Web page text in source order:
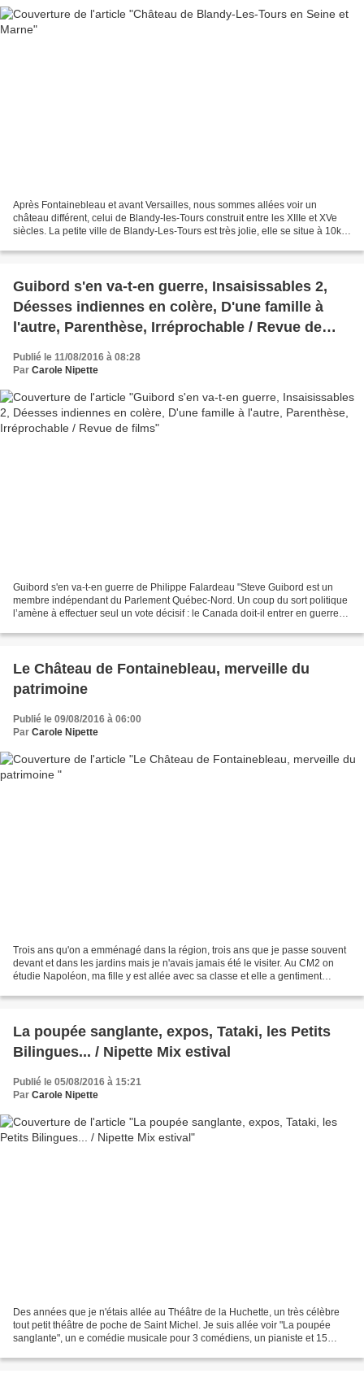
Après Fontainebleau et avant Versailles, nous sommes allées voir un
château différent, celui de Blandy-les-Tours construit entre les XIIIe et XVe
siècles. La petite ville de Blandy-Les-Tours est très jolie, elle se situe à 10km
Guibord s'en va-t-en guerre, Insaisissables 2,
Déesses indiennes en colère, D'une famille à
l'autre, Parenthèse, Irréprochable / Revue de
Publié le 11/08/2016 à 08:28
Par Carole Nipette
Guibord s'en va-t-en guerre de Philippe Falardeau "Steve Guibord est un
membre indépendant du Parlement Québec-Nord. Un coup du sort politique
l’amène à effectuer seul un vote décisif : le Canada doit-il entrer en guerre
Le Château de Fontainebleau, merveille du
patrimoine
Publié le 09/08/2016 à 06:00
Par Carole Nipette
Trois ans qu'on a emménagé dans la région, trois ans que je passe souvent
devant et dans les jardins mais je n'avais jamais été le visiter. Au CM2 on
étudie Napoléon, ma fille y est allée avec sa classe et elle a gentiment
La poupée sanglante, expos, Tataki, les Petits
Bilingues... / Nipette Mix estival
Publié le 05/08/2016 à 15:21
Par Carole Nipette
Des années que je n'étais allée au Théâtre de la Huchette, un très célèbre
tout petit théâtre de poche de Saint Michel. Je suis allée voir "La poupée
sanglante", un e comédie musicale pour 3 comédiens, un pianiste et 15